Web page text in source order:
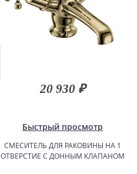
20 930 ₽
Быстрый просмотр
СМЕСИТЕЛЬ ДЛЯ РАКОВИНЫ НА 1
ОТВЕРСТИЕ С ДОННЫМ КЛАПАНОМ